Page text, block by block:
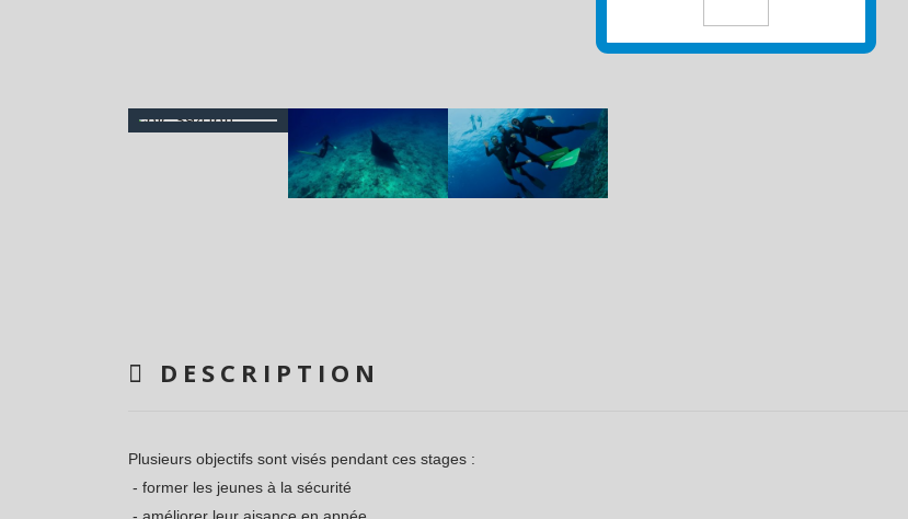
DESCRIPTION
Plusieurs objectifs sont visés pendant ces stages :
- former les jeunes à la sécurité